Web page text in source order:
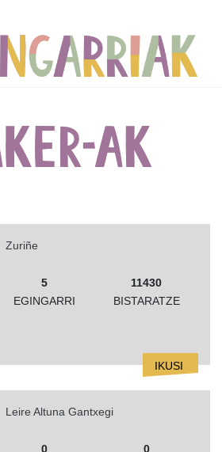
Zuriñe
5
EGINGARRI
11430
BISTARATZE
IKUSI
Leire Altuna Gantxegi
0
0